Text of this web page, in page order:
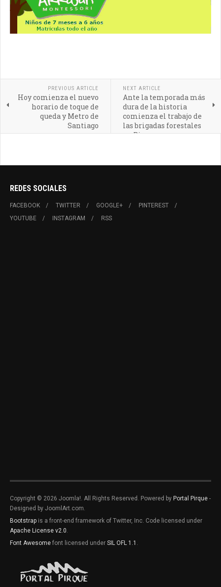
PREVIOUS ARTICLE
Hoy comienza el nuevo
horario de toque de
queda y Metro de
Santiago
NEXT ARTICLE
Ante la temporada más
dura de la historia
comienza el trabajo de
las brigadas forestales
en Pirque
REDES SOCIALES
FACEBOOK TWITTER GOOGLE+
PINTEREST
YOUTUBE
INSTAGRAM RSS
Copyright © 2026 Joomla!. All Rights Reserved. Powered by Portal Pirque -
Designed by JoomlArt.com.
Bootstrap is a front-end framework of Twitter, Inc. Code licensed under
Apache License v2.0
Font Awesome font licensed under SIL OFL 1.1